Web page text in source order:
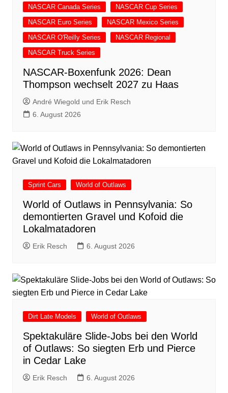
NASCAR Canada Series
NASCAR Cup Series
NASCAR Euro Series
NASCAR Mexico Series
NASCAR O'Reilly Series
NASCAR Regional
NASCAR Truck Series
NASCAR-Boxenfunk 2026: Dean
Thompson wechselt 2027 zu Haas
André Wiegold und Erik Resch
6. August 2026
Sprint Cars World of Outlaws
World of Outlaws in Pennsylvania: So
demontierten Gravel und Kofoid die
Lokalmatadoren
Erik Resch 6. August 2026
Dirt Late Models World of Outlaws
Spektakuläre Slide-Jobs bei den World
of Outlaws: So siegten Erb und Pierce
in Cedar Lake
Erik Resch 6. August 2026